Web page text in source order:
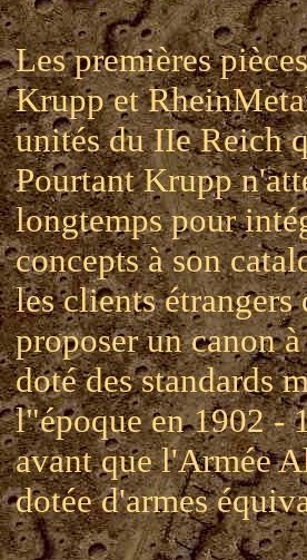
Les premières
Krupp et
unités du IIe Reich
Pourtant Krupp
longtemps pour
concepts à son
les clients
proposer un canon
doté des standards
l"époque en 1902 -
avant que l'Armée
dotée d'armes